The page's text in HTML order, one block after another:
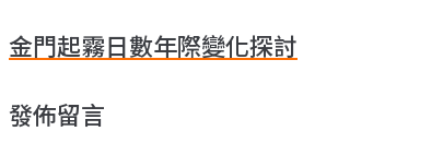
覽
金門起霧日數年際變化探討
發佈留言